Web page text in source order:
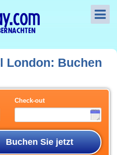
London: Buchen
Check-out
Buchen Sie jetzt